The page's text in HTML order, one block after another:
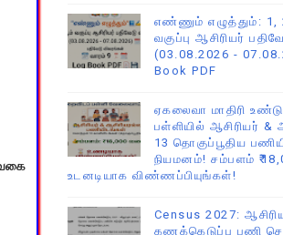
எண்ணும் எழுத்தும்:
வகுப்பு ஆசிரியர்
(03.08.2026 -
Book PDF
ஏகலைவா மாதிரி உண்டு
பள்ளியில் ஆசிரியர் &
13 தொகுப்பூதிய
நியமனம்! சம்பளம்
உடனடியாக விண்ணப்பியுங்கள்!
Census 2027:
கணக்கெடுப்பு பணி